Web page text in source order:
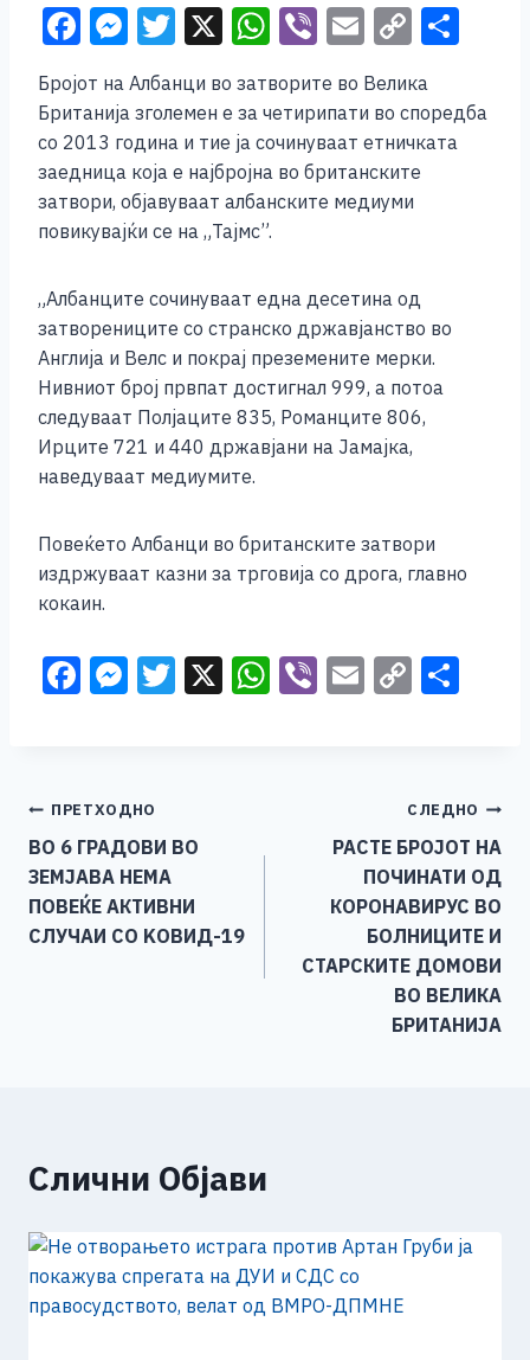
F
c
e
b
o
o
k
M
e
ss
e
n
g
er
T
tt
er
X W
at
s
A
p
p
Vi
er
E
m
ai
l
C
p
y
Li
n
ar
e
Бројот на Албанци во затворите во Велика
Британија зголемен е за четирипати во споредба
со 2013 година и тие ја сочинуваат етничката
заедница која е најбројна во британските
затвори, објавуваат албанските медиуми
повикувајќи се на „Тајмс”.
„Албанците сочинуваат една десетина од
затворениците со странско државјанство во
Англија и Велс и покрај преземените мерки.
Нивниот број првпат достигнал 999, а потоа
следуваат Полјаците 835, Романците 806,
Ирците 721 и 440 државјани на Јамајка,
наведуваат медиумите.
Повеќето Албанци во британските затвори
издржуваат казни за трговија со дрога, главно
кокаин.
F
b
o
o
k
M
n
g
er
T X W Vi E C
Li
n
k
Навигација
на
напис
ПРЕТХОДНО
ВО 6 ГРАДОВИ ВО
ЗЕМЈАВА НЕМА
ПОВЕЌЕ АКТИВНИ
СЛУЧАИ СО KОВИД-19
СЛЕДНО
РАСТЕ БРОЈОТ НА
ПОЧИНАТИ ОД
КОРОНАВИРУС ВО
БОЛНИЦИТЕ И
СТАРСКИТЕ ДОМОВИ
ВО ВЕЛИКА
БРИТАНИЈА
Слични Објави